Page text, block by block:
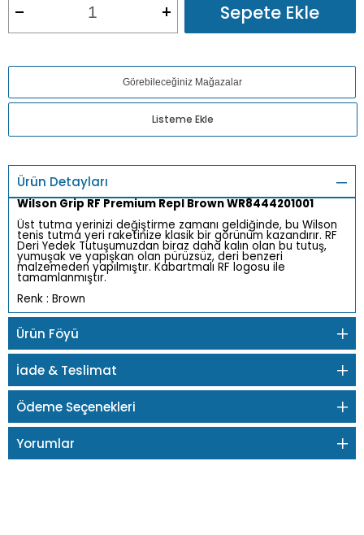
Sepete Ekle
Görebileceğiniz Mağazalar
Listeme Ekle
Ürün Detayları
Wilson Grip RF Premium Repl Brown WR8444201001
Üst tutma yerinizi değiştirme zamanı geldiğinde, bu Wilson
tenis tutma yeri raketinize klasik bir görünüm kazandırır. RF
Deri Yedek Tutuşumuzdan biraz daha kalın olan bu tutuş,
yumuşak ve yapışkan olan pürüzsüz, deri benzeri
malzemeden yapılmıştır. Kabartmalı RF logosu ile
tamamlanmıştır.
Renk : Brown
Ürün Föyü
İade & Teslimat
Ödeme Seçenekleri
Yorumlar